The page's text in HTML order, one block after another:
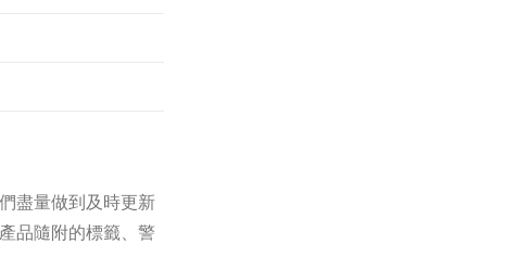
盡量做到及時更新
品隨附的標籤、警